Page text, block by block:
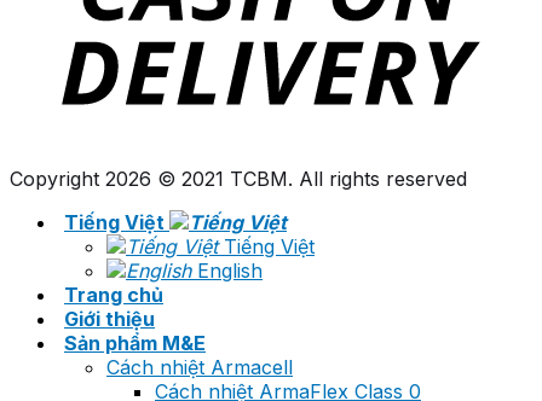
Copyright 2026 © 2021 TCBM. All rights reserved
Tiếng Việt
Tiếng Việt
English
Trang chủ
Giới thiệu
Sản phẩm M&E
Cách nhiệt Armacell
Cách nhiệt ArmaFlex Class 0